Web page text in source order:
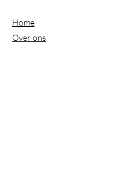
Home
Over ons